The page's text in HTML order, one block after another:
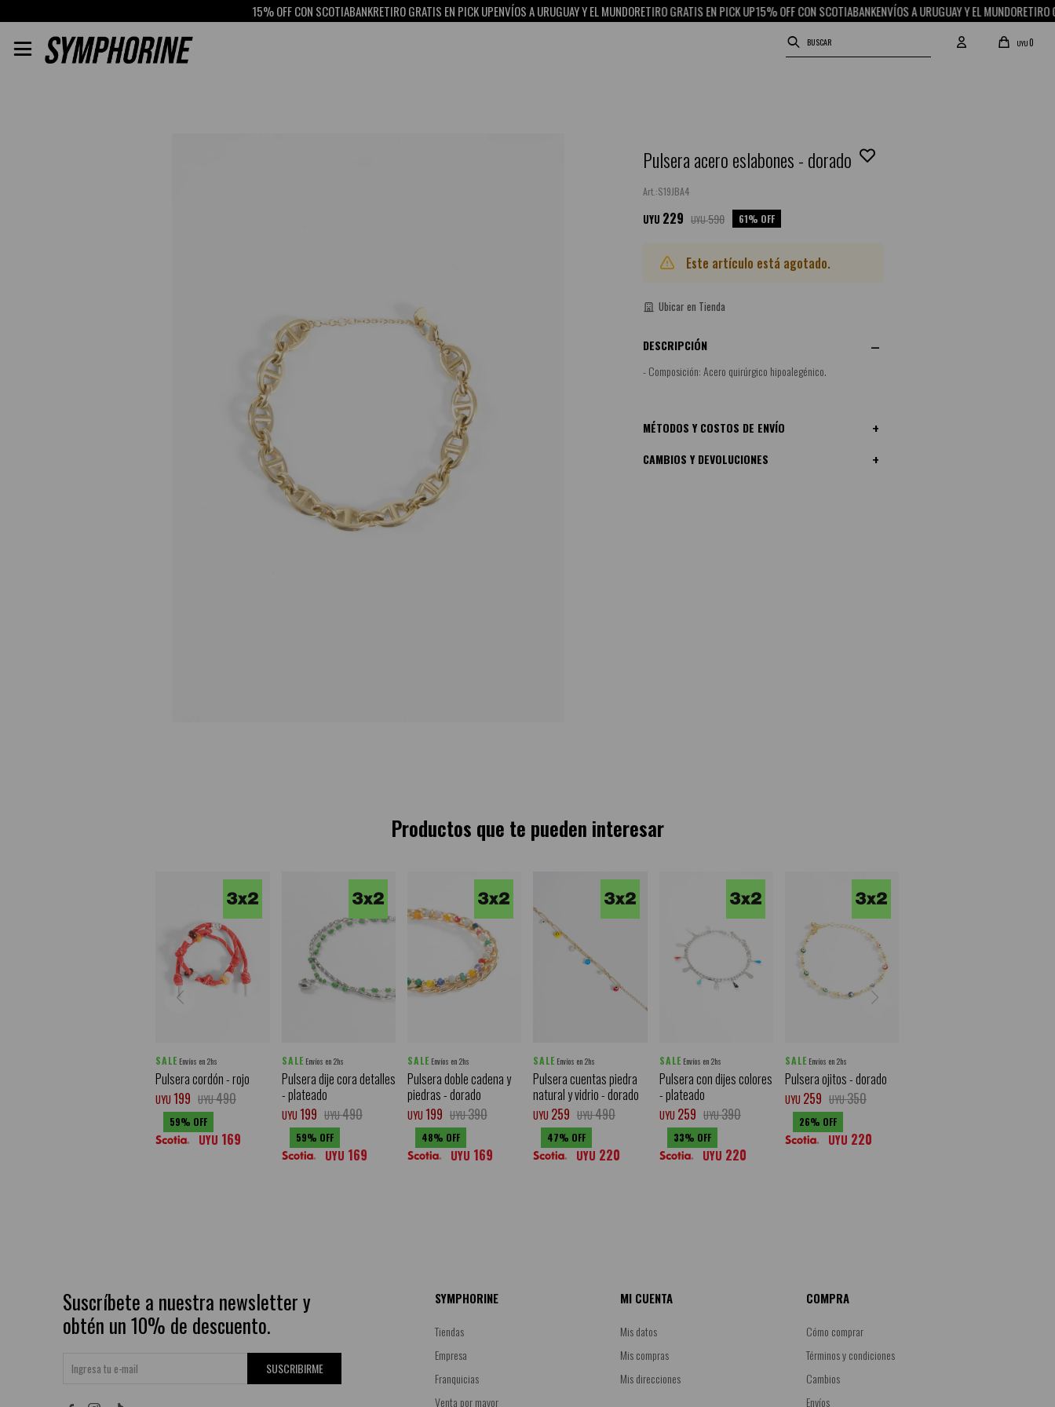
15% OFF CON SCOTIABANKRETIRO GRATIS EN PICK UPENVÍOS A URUGUAY Y EL MUNDORETIRO GRATIS EN PICK UP15% OFF CON SCOTIABANKENVÍOS A URUGUAY Y EL MUNDORETIRO
UYU0

Pulsera acero eslabones - dorado
S19JBA4
UYU 229 UYU590 61
Este artículo está agotado.
Ubicar en Tienda
DESCRIPCIÓN
- Composición: Acero quirúrgico hipoalegénico.
MÉTODOS Y COSTOS DE ENVÍO
CAMBIOS Y DEVOLUCIONES
Productos que te pueden interesar
SALE Envíos en 2hs
Pulsera cordón - rojo
UYU 199 UYU490
59
UYU 169
SALE Envíos en 2hs
Pulsera dije cora detalles
- plateado
UYU 199 UYU490
59
UYU 169
SALE Envíos en 2hs
Pulsera doble cadena y
piedras - dorado
UYU 199 UYU390
48
UYU 169
SALE Envíos en 2hs
Pulsera cuentas piedra
natural y vidrio - dorado
UYU 259 UYU490
47
UYU 220
SALE Envíos en 2hs
Pulsera con dijes colores
- plateado
UYU 259 UYU390
33
UYU 220
SALE Envíos en 2hs
Pulsera ojitos - dorado
UYU 259 UYU350
26
UYU 220
Suscríbete a nuestra newsletter y
obtén un 10% de descuento.
SUSCRIBIRME
SYMPHORINE
Tiendas
Empresa
Franquicias
Venta por mayor
MI CUENTA
Mis datos
Mis compras
Mis direcciones
COMPRA
Cómo comprar
Términos y condiciones
Cambios
Envíos